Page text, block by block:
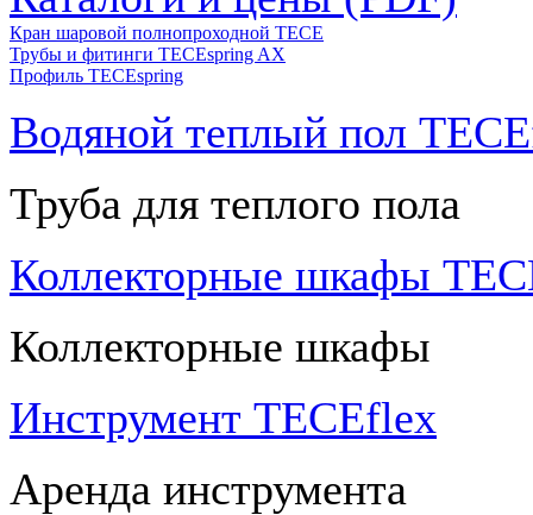
Кран шаровой полнопроходной ТЕСЕ
Трубы и фитинги TECEspring AX
Профиль TECEspring
Водяной теплый пол
Труба для теплого пола
Коллекторные шкафы
Коллекторные шкафы
Инструмент TECEflex
Аренда инструмента